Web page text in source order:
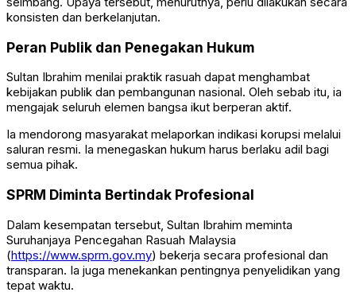
konsisten dan berkelanjutan.
Peran Publik dan Penegakan Hukum
Sultan Ibrahim menilai praktik rasuah dapat menghambat
kebijakan publik dan pembangunan nasional. Oleh sebab itu, ia
mengajak seluruh elemen bangsa ikut berperan aktif.
Ia mendorong masyarakat melaporkan indikasi korupsi melalui
saluran resmi. Ia menegaskan hukum harus berlaku adil bagi
semua pihak.
SPRM Diminta Bertindak Profesional
Dalam kesempatan tersebut, Sultan Ibrahim meminta
Suruhanjaya Pencegahan Rasuah Malaysia
(https://www.sprm.gov.my) bekerja secara profesional dan
transparan. Ia juga menekankan pentingnya penyelidikan yang
tepat waktu.